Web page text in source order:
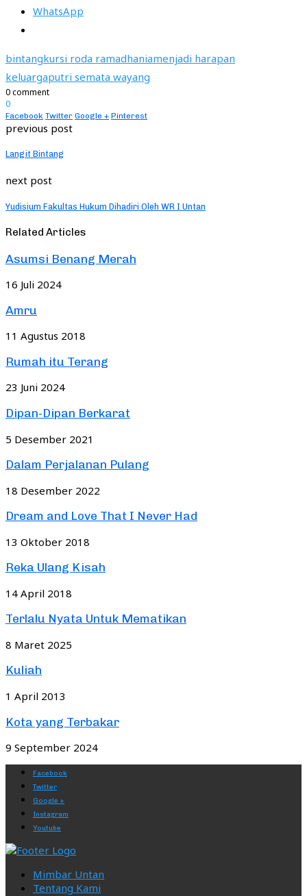
WhatsApp
bintangkursi roda ramadhaniamenjadi harapan
keluargaputri semata wayang
0 comment
0
Facebook Twitter Google + Pinterest
previous post
Langit Bintang
next post
Yudisium Fakultas Hukum Dihadiri Oleh WR I Untan
Related Articles
Asumsi Benang Merah
16 Juli 2024
Amru
11 Agustus 2018
Rumah itu Terang
23 Juni 2024
Dipan-Dipan Berkarat
5 Desember 2021
Dalam Perjalanan Pulang
18 Desember 2022
Dream and Love That I Never Had
13 Oktober 2018
Reka Ulang Kisah
14 April 2018
Terlalu Nyata Untuk Mematikan
8 Maret 2025
Kuliah
1 April 2013
Kota yang Terbakar
9 September 2024
Facebook
Twitter
Google +
Instagram
Youtube
Mimbar Untan
Tentang Kami